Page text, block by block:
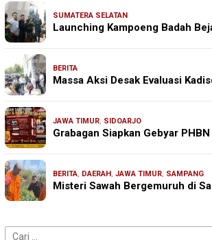
SUMATERA SELATAN
Launching Kampoeng Badah
BERITA
Massa Aksi Desak Evaluasi
JAWA TIMUR, SIDOARJO
Grabagan Siapkan Gebyar
BERITA, DAERAH , JAWA TIMUR, SAMPANG
Misteri Sawah Bergemuruh di
Cari